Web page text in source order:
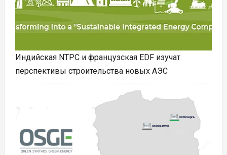
Индийская NTPC и французская EDF изучат
перспективы строительства новых АЭС